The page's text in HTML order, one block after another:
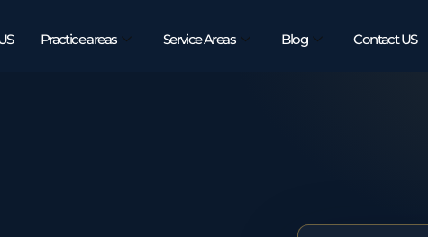
Practice areas Service Areas Blog Contact US